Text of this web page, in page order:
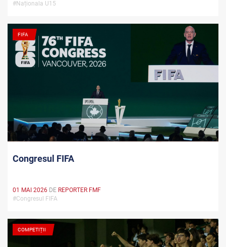
#Naționala U15
FIFA
Congresul FIFA
01 MAI 2026 DE REPORTER FMF
#Congresul FIFA
COMPETIȚII